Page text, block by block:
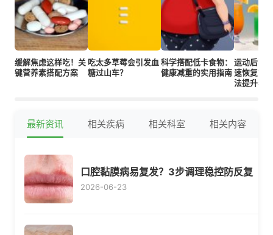
缓解焦虑这样吃！关
键营养素搭配方案
吃太多草莓会引发血
糖过山车？
科学搭配低卡食物：
健康减重的实用指南
运动后喝
速恢复？
法提升表
最新资讯 相关疾病 相关科室 相关内容
口腔黏膜病易复发？3步调理稳控防反复
2026-06-23